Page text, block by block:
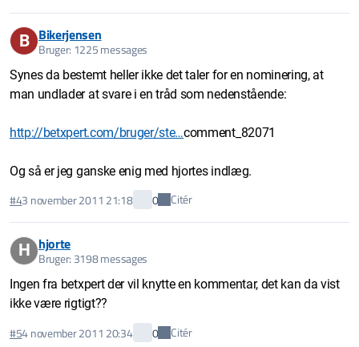
B Bikerjensen
Bruger: 1225 messages
Synes da bestemt heller ikke det taler for en nominering, at
man undlader at svare i en tråd som nedenstående:
http://betxpert.com/bruger/ste…comment_82071
Og så er jeg ganske enig med hjortes indlæg.
#43 november 2011 21:18 0 Citér
H hjorte
Bruger: 3198 messages
Ingen fra betxpert der vil knytte en kommentar, det kan da vist
ikke være rigtigt??
#54 november 2011 20:34 0 Citér